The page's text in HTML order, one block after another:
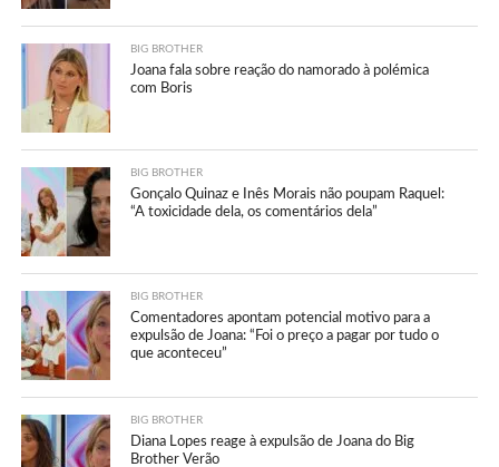
BIG BROTHER
Joana fala sobre reação do namorado à polémica
com Boris
BIG BROTHER
Gonçalo Quinaz e Inês Morais não poupam Raquel:
“A toxicidade dela, os comentários dela”
BIG BROTHER
Comentadores apontam potencial motivo para a
expulsão de Joana: “Foi o preço a pagar por tudo o
que aconteceu”
BIG BROTHER
Diana Lopes reage à expulsão de Joana do Big
Brother Verão